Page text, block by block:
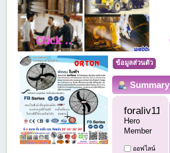
ข้อมูลส่วนตัว
Summary
Hero
Member
ออฟไลน์